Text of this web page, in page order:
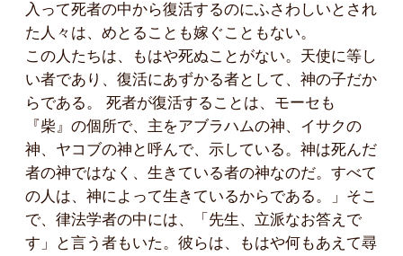
入って死者の中から復活するのにふさわしいとされ
た人々は、めとることも嫁ぐこともない。
この人たちは、もはや死ぬことがない。天使に等し
い者であり、復活にあずかる者として、神の子だか
らである。 死者が復活することは、モーセも
『柴』の個所で、主をアブラハムの神、イサクの
神、ヤコブの神と呼んで、示している。神は死んだ
者の神ではなく、生きている者の神なのだ。すべて
の人は、神によって生きているからである。」そこ
で、律法学者の中には、「先生、立派なお答えで
す」と言う者もいた。彼らは、もはや何もあえて尋